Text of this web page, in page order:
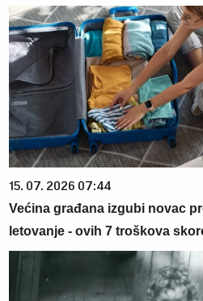
15. 07. 2026 07:44
Većina građana izgubi novac
letovanje - ovih 7 troškova